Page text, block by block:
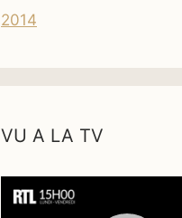
2014
VU A LA TV
Lecteur
vidéo